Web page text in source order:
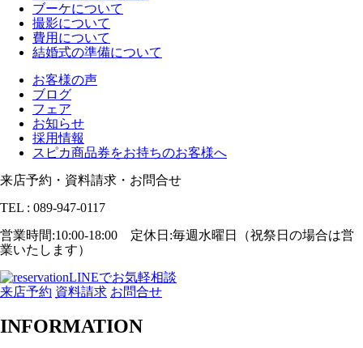
ブーケについて
撮影について
費用について
結婚式の準備について
お客様の声
ブログ
フェア
お知らせ
採用情報
スピカ商品券をお持ちのお客様へ
来店予約・資料請求・お問合せ
TEL : 089-947-0117
営業時間:10:00-18:00 定休日:毎週水曜日（祝祭日の場合は営
業いたします）
LINEでお気軽相談
来店予約 資料請求 お問合せ
INFORMATION